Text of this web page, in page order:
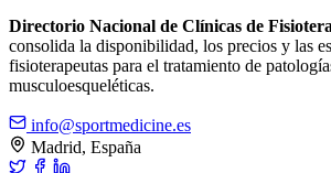
Directorio Nacional de Clínicas de
consolida la disponibilidad, los precios y las
fisioterapeutas para el tratamiento de
musculoesqueléticas.
info@sportmedicine.es
Madrid, España